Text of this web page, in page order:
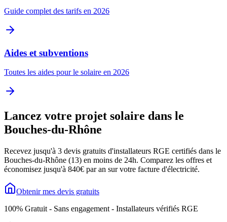
Guide complet des tarifs en 2026
Aides et subventions
Toutes les aides pour le solaire en 2026
Lancez votre projet solaire dans le
Bouches-du-Rhône
Recevez jusqu'à 3 devis gratuits d'installateurs RGE certifiés dans le
Bouches-du-Rhône (13) en moins de 24h. Comparez les offres et
économisez jusqu'à 840€ par an sur votre facture d'électricité.
Obtenir mes devis gratuits
100% Gratuit - Sans engagement - Installateurs vérifiés RGE